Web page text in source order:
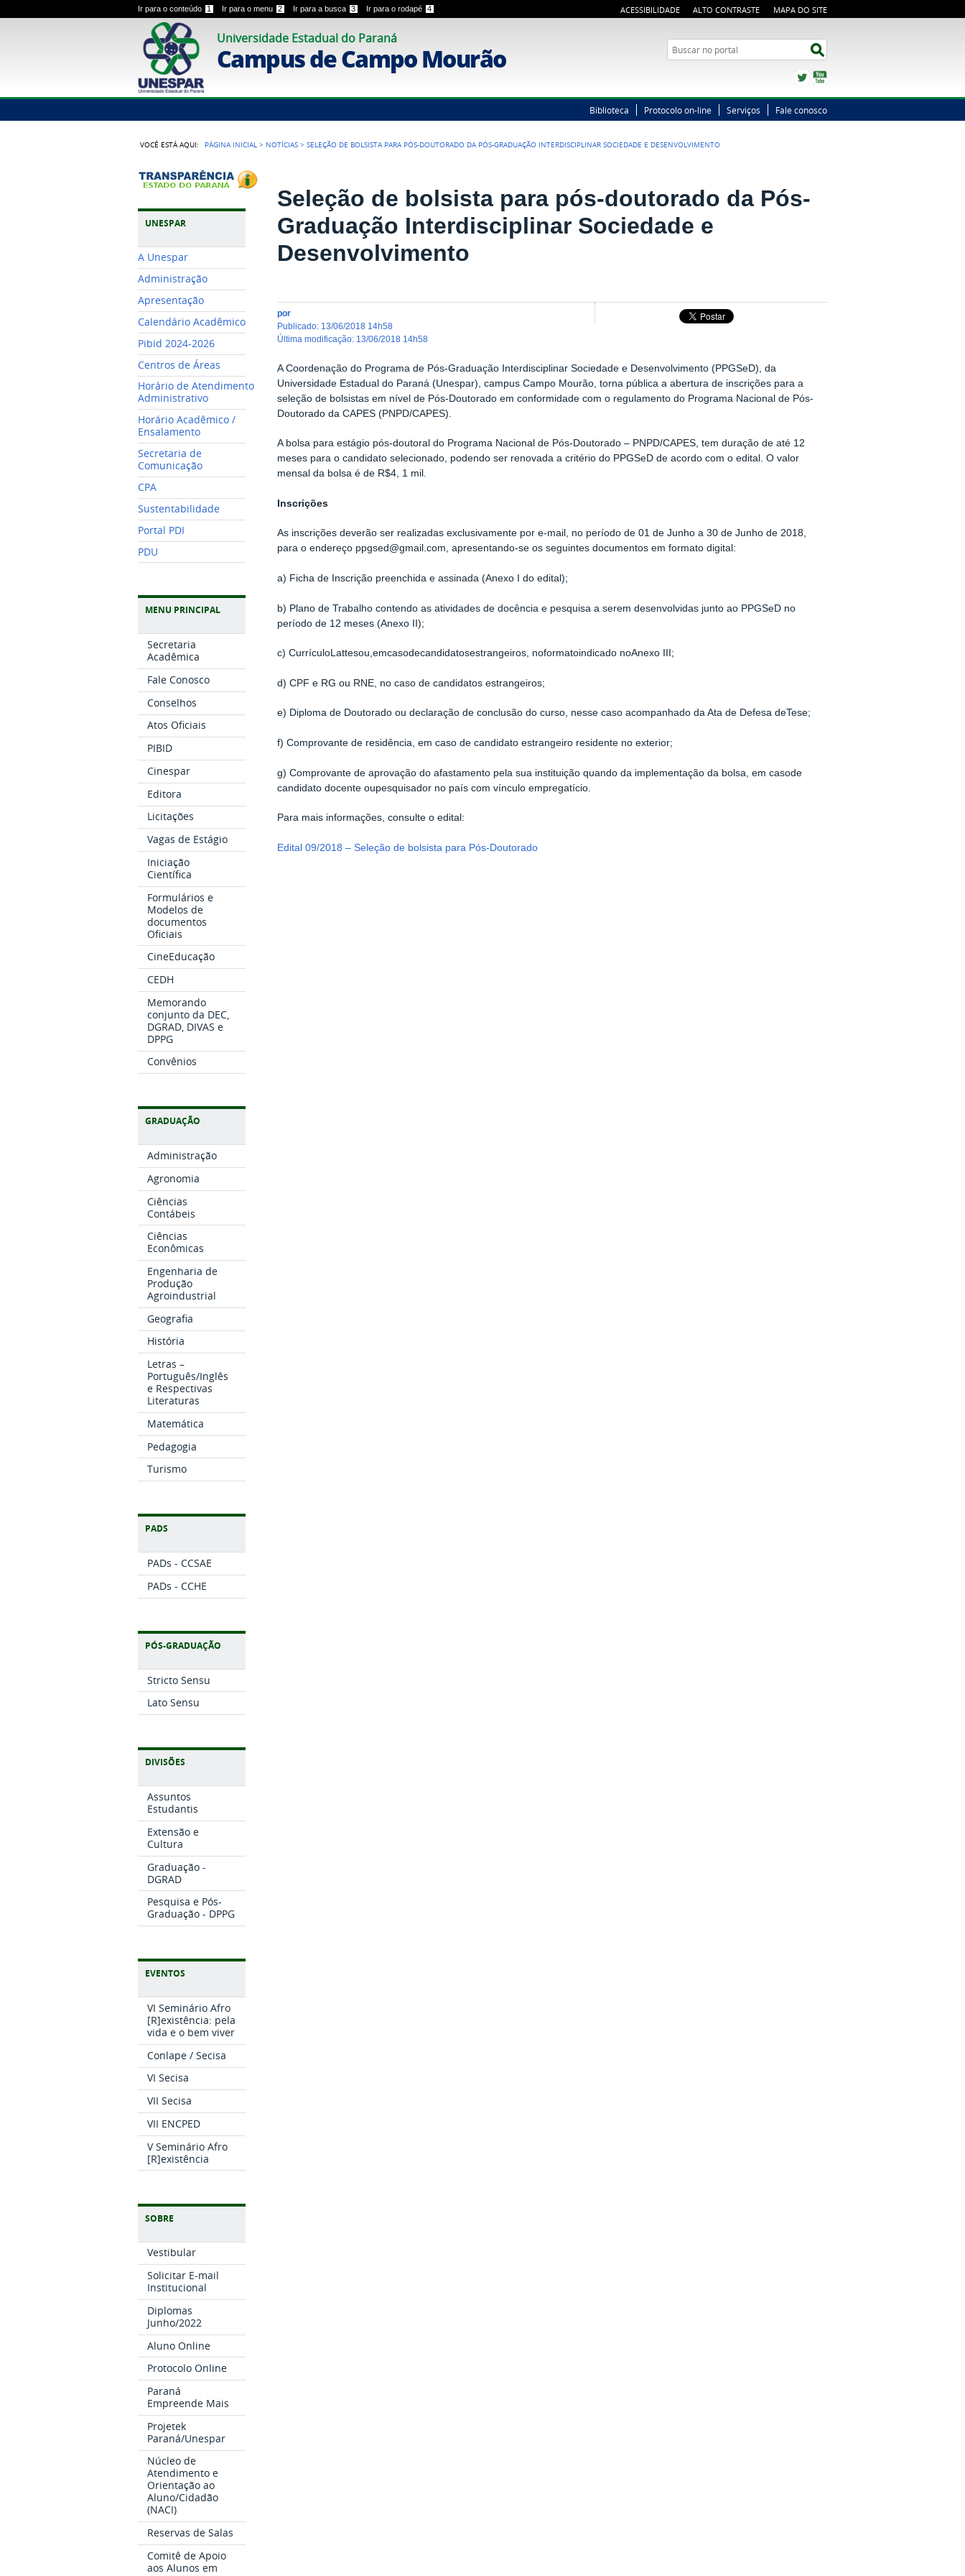
Ir para o conteúdo 1 Ir para o menu 2 Ir para a busca 3 Ir para o rodapé 4 ACESSIBILIDADE ALTO CONTRASTE MAPA DO SITE
Universidade Estadual do Paraná
Campus de Campo Mourão Busca
Twitter
Biblioteca Protocolo on-line Serviços Fale conosco
VOCÊ ESTÁ AQUI: PÁGINA INICIAL > NOTÍCIAS >SELEÇÃO DE BOLSISTA PARA PÓS-DOUTORADO DA PÓS-GRADUAÇÃO INTERDISCIPLINAR SOCIEDADE E DESENVOLVIMENTO
UNESPAR
A Unespar
Administração
Apresentação
Calendário Acadêmico
Pibid 2024-2026
Centros de Áreas
Horário de Atendimento
Administrativo
Horário Acadêmico /
Ensalamento
Secretaria de
Comunicação
CPA
Sustentabilidade
Portal PDI
PDU
MENU PRINCIPAL
Secretaria
Acadêmica
Fale Conosco
Conselhos
Atos Oficiais
PIBID
Cinespar
Editora
Licitações
Vagas de Estágio
Iniciação
Científica
Formulários e
Modelos de
documentos
Oficiais
CineEducação
CEDH
Memorando
conjunto da DEC,
DGRAD, DIVAS e
DPPG
Convênios
GRADUAÇÃO
Administração
Agronomia
Ciências
Contábeis
Ciências
Econômicas
Engenharia de
Produção
Agroindustrial
Geografia
História
Letras –
Português/Inglês
e Respectivas
Literaturas
Matemática
Pedagogia
Turismo
PADS
PADs - CCSAE
PADs - CCHE
PÓS-GRADUAÇÃO
Stricto Sensu
Lato Sensu
DIVISÕES
Assuntos
Estudantis
Extensão e
Cultura
Graduação -
DGRAD
Pesquisa e Pós-
Graduação - DPPG
EVENTOS
VI Seminário Afro
[R]existência: pela
vida e o bem viver
Conlape / Secisa
VI Secisa
VII Secisa
VII ENCPED
V Seminário Afro
[R]existência
SOBRE
Vestibular
Solicitar E-mail
Institucional
Diplomas
Junho/2022
Aluno Online
Protocolo Online
Paraná
Empreende Mais
Projetek
Paraná/Unespar
Núcleo de
Atendimento e
Orientação ao
Aluno/Cidadão
(NACI)
Reservas de Salas
Comitê de Apoio
aos Alunos em
Seleção de bolsista para pós-doutorado da Pós-
Graduação Interdisciplinar Sociedade e
Desenvolvimento
por
publicado: 13/06/2018 14h58
última modificação: 13/06/2018 14h58
A Coordenação do Programa de Pós-Graduação Interdisciplinar Sociedade e Desenvolvimento (PPGSeD), da
Universidade Estadual do Paraná (Unespar), campus Campo Mourão, torna pública a abertura de inscrições para a
seleção de bolsistas em nível de Pós-Doutorado em conformidade com o regulamento do Programa Nacional de Pós-
Doutorado da CAPES (PNPD/CAPES).
A bolsa para estágio pós-doutoral do Programa Nacional de Pós-Doutorado – PNPD/CAPES, tem duração de até 12
meses para o candidato selecionado, podendo ser renovada a critério do PPGSeD de acordo com o edital. O valor
mensal da bolsa é de R$4, 1 mil.
Inscrições
As inscrições deverão ser realizadas exclusivamente por e-mail, no período de 01 de Junho a 30 de Junho de 2018,
para o endereço ppgsed@gmail.com, apresentando-se os seguintes documentos em formato digital:
a) Ficha de Inscrição preenchida e assinada (Anexo I do edital);
b) Plano de Trabalho contendo as atividades de docência e pesquisa a serem desenvolvidas junto ao PPGSeD no
período de 12 meses (Anexo II);
c) CurrículoLattesou,emcasodecandidatosestrangeiros, noformatoindicado noAnexo III;
d) CPF e RG ou RNE, no caso de candidatos estrangeiros;
e) Diploma de Doutorado ou declaração de conclusão do curso, nesse caso acompanhado da Ata de Defesa deTese;
f) Comprovante de residência, em caso de candidato estrangeiro residente no exterior;
g) Comprovante de aprovação do afastamento pela sua instituição quando da implementação da bolsa, em casode
candidato docente oupesquisador no país com vínculo empregatício.
Para mais informações, consulte o edital:
Edital 09/2018 – Seleção de bolsista para Pós-Doutorado